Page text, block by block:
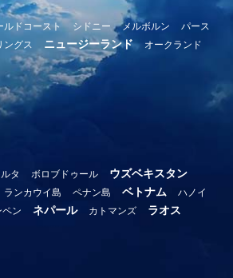
ルドコースト シドニー メルボルン
パース
ングス ニュージーランド
オークランド
タ ボロブドゥール
ウズベキスタン
ランカウイ島 ペナン島 ベトナム
ハノイ
ペン ネパール カトマンズ ラオス